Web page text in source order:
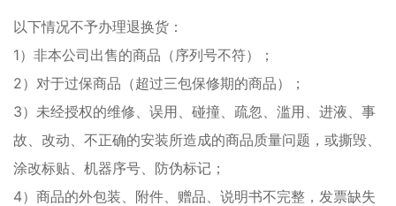
以下情况不予办理退换货：
1）非本公司出售的商品（序列号不符）；
2）对于过保商品（超过三包保修期的商品）；
3）未经授权的维修、误用、碰撞、疏忽、滥用、进液、事
故、改动、不正确的安装所造成的商品质量问题，或撕毁、
涂改标贴、机器序号、防伪标记；
4）商品的外包装、附件、赠品、说明书不完整，发票缺失